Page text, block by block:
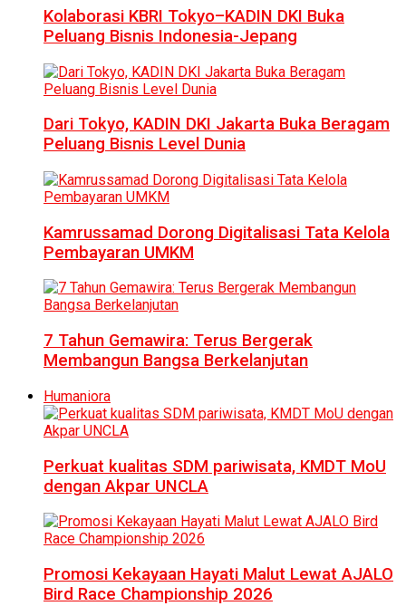
Kolaborasi KBRI Tokyo–KADIN DKI Buka
Peluang Bisnis Indonesia-Jepang
Dari Tokyo, KADIN DKI Jakarta Buka Beragam
Peluang Bisnis Level Dunia
Kamrussamad Dorong Digitalisasi Tata Kelola
Pembayaran UMKM
7 Tahun Gemawira: Terus Bergerak
Membangun Bangsa Berkelanjutan
Humaniora
Perkuat kualitas SDM pariwisata, KMDT MoU
dengan Akpar UNCLA
Promosi Kekayaan Hayati Malut Lewat AJALO
Bird Race Championship 2026